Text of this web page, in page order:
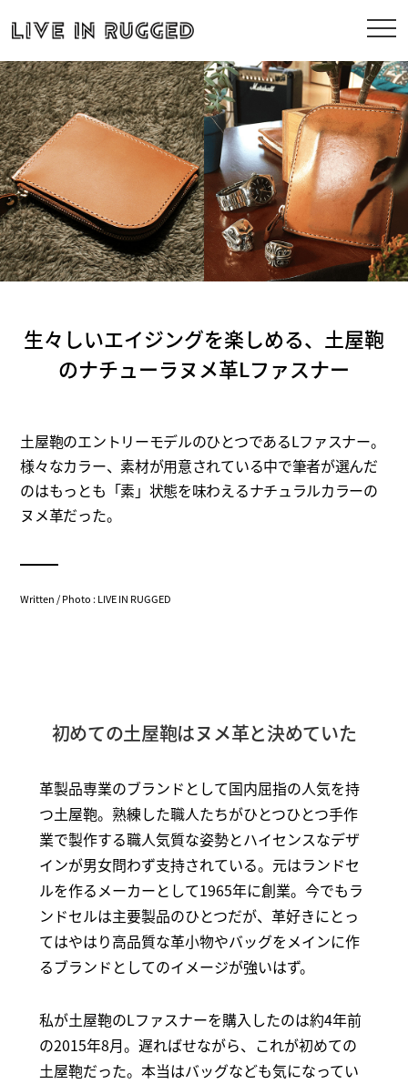
生々しいエイジングを楽しめる、土屋鞄
のナチューラヌメ革Lファスナー
土屋鞄のエントリーモデルのひとつであるLファスナー。
様々なカラー、素材が用意されている中で筆者が選んだ
のはもっとも「素」状態を味わえるナチュラルカラーの
ヌメ革だった。
Written / Photo : LIVE IN RUGGED
初めての土屋鞄はヌメ革と決めていた
革製品専業のブランドとして国内屈指の人気を持
つ土屋鞄。熟練した職人たちがひとつひとつ手作
業で製作する職人気質な姿勢とハイセンスなデザ
インが男女問わず支持されている。元はランドセ
ルを作るメーカーとして1965年に創業。今でもラ
ンドセルは主要製品のひとつだが、革好きにとっ
てはやはり高品質な革小物やバッグをメインに作
るブランドとしてのイメージが強いはず。
私が土屋鞄のLファスナーを購入したのは約4年前
の2015年8月。遅ればせながら、これが初めての
土屋鞄だった。本当はバッグなども気になってい